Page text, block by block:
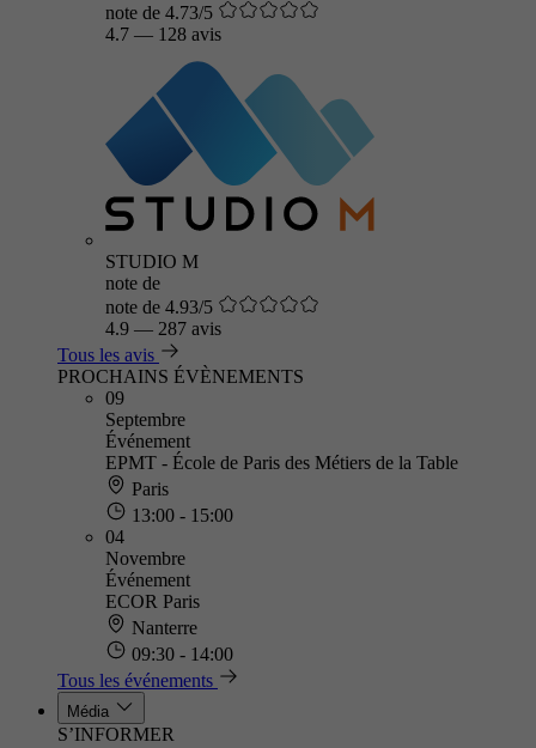
note de 4.73/5
4.7 — 128 avis
STUDIO M
note de
note de 4.93/5
4.9 — 287 avis
Tous les avis
PROCHAINS ÉVÈNEMENTS
09
Septembre
Événement
EPMT - École de Paris des Métiers de la Table
Paris
13:00 - 15:00
04
Novembre
Événement
ECOR Paris
Nanterre
09:30 - 14:00
Tous les événements
Média
S’INFORMER